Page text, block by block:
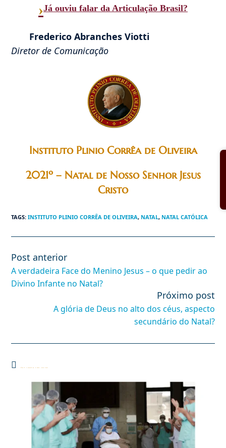
›Já ouviu falar da Articulação Brasil?
Frederico Abranches Viotti
Diretor de Comunicação
Instituto Plinio Corrêa de Oliveira
2021º – Natal de Nosso Senhor Jesus
Cristo
TAGS:INSTITUTO PLINIO CORRÊA DE OLIVEIRA, NATAL, NATAL CATÓLICA
Leia
mais
artigos
Post anterior
A verdadeira Face do Menino Jesus – o que pedir ao
Divino Infante no Natal?
Próximo post
A glória de Deus no alto dos céus, aspecto
secundário do Natal?
Você também pode gostar